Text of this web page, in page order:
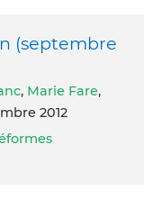
(septembre
, Marie Fare,
2012